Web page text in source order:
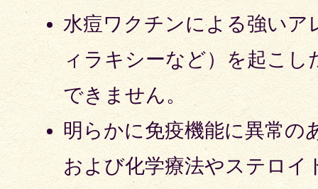
水痘ワクチンによる強いア
ィラキシーなど）を起こ
できません。
明らかに免疫機能に異常の
および化学療法やステロイ